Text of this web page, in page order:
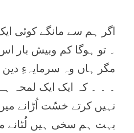
اگر ہم سے مانگے کوئی
۔ تو ہوگا کم وبیش بار اس
مگر ہاں وہ سرمایہءِ دین
۔ ۔ ۔ کہ ایک ایک لمحہ
نہیں کرتے خسّت اُڑانے
بہت ہم سخی ہیں لُٹانے